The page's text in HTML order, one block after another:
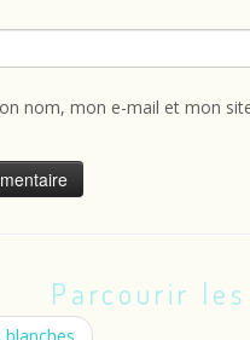
nom, mon e-mail et mon
Parcourir